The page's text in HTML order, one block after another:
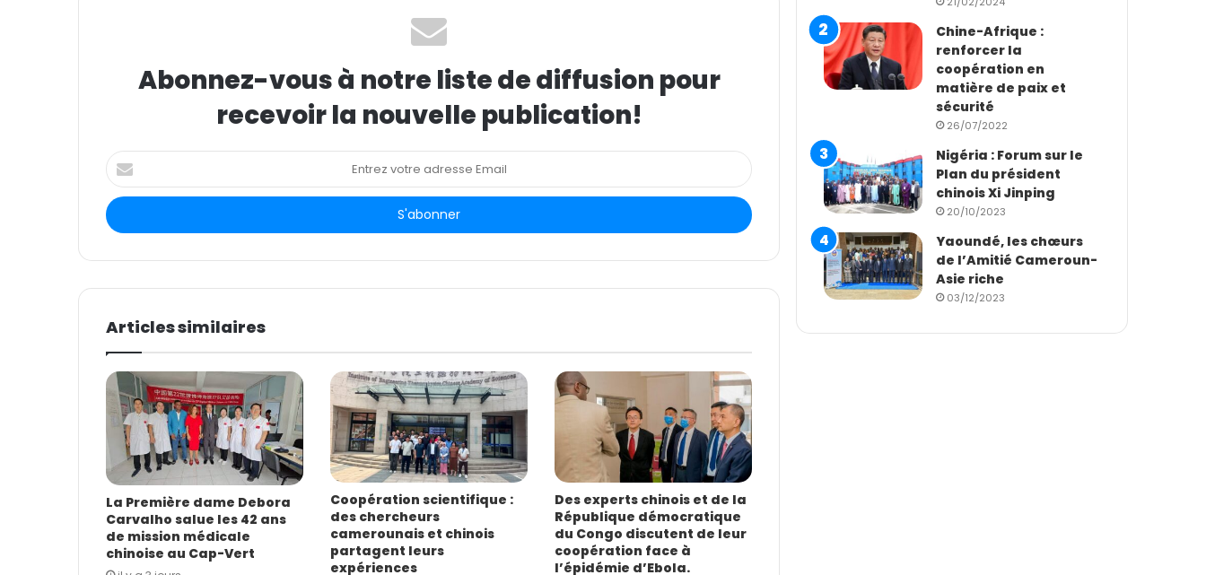
Abonnez-vous à notre liste de diffusion pour
recevoir la nouvelle publication!
E
n
r
e
o
r
e
d
e
E
m
a
i
Articles similaires
La Première dame Debora
Carvalho salue les 42 ans
de mission médicale
chinoise au Cap-Vert
Coopération scientifique :
des chercheurs
camerounais et chinois
partagent leurs
expériences
Des experts chinois et de la
République démocratique
du Congo discutent de leur
coopération face à
l’épidémie d’Ebola.
Chine-Afrique :
renforcer la
coopération en
matière de paix et
sécurité
26/07/2022
Nigéria : Forum sur le
Plan du président
chinois Xi Jinping
20/10/2023
Yaoundé, les chœurs
de l’Amitié Cameroun-
Asie riche
03/12/2023